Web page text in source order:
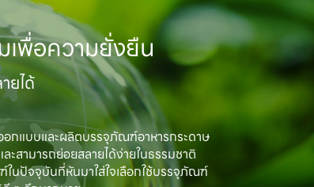
พื่อความยั่งยืน
ยได้
กแบบและผลิตบรรจุภัณฑ์อาหารกระดาษ
สามารถย่อยสลายได้ง่ายในธรรมชาติ
ปัจจุบันที่หันมาใส่ใจเลือกใช้บรรจุภัณฑ์